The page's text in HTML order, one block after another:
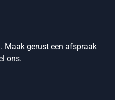
Maak gerust een afspraak
ons.